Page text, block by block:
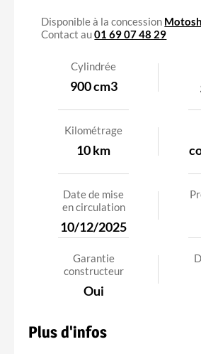
Disponible à la concession
Contact au01 69 07 48 29
Cylindrée
900 cm3
Kilométrage
10 km
Date de mise
en circulation
10/12/2025
Garantie
constructeur
Oui
Plus d'infos